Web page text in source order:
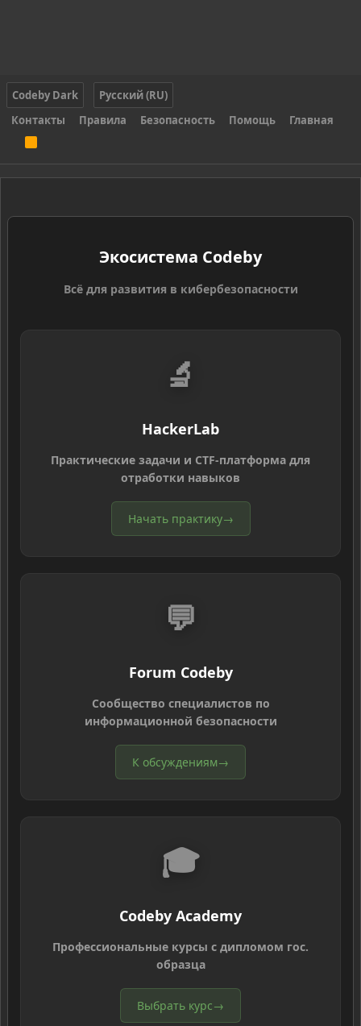
Codeby Dark
Русский (RU)
Контакты
Правила Безопасность Помощь Главная
S
Экосистема Codeby
Всё для развития в кибербезопасности
🔬
HackerLab
Практические задачи и CTF-платформа для
отработки навыков
Начать практику→
💬
Forum Codeby
Сообщество специалистов по
информационной безопасности
К обсуждениям→
🎓
Codeby Academy
Профессиональные курсы с дипломом гос.
образца
Выбрать курс→